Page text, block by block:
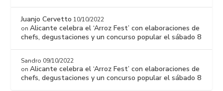
Juanjo Cervetto 10/10/2022
onAlicante celebra el ‘Arroz Fest’ con elaboraciones de
chefs, degustaciones y un concurso popular el sábado 8
Sandro 09/10/2022
onAlicante celebra el ‘Arroz Fest’ con elaboraciones de
chefs, degustaciones y un concurso popular el sábado 8